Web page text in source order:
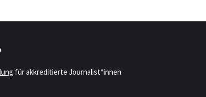
für akkreditierte Journalist*innen